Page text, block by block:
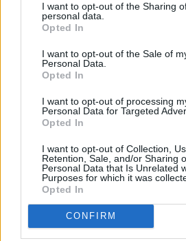
I want to opt-out of the Sharing
personal data.
Opted In
I want to opt-out of the Sale of
Personal Data.
Opted In
I want to opt-out of processing
Personal Data for Targeted
Opted In
I want to opt-out of Collection,
Retention, Sale, and/or Sharing
Personal Data that Is Unrelated
Purposes for which it was
Opted In
CONFIRM
Πριν 2 ημέρες
Ο καιρός στη Χίο, σήμερα 3